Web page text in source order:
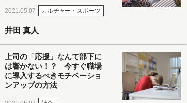
2021.05.07 カルチャー・スポーツ
井田 真人
上司の「応援」なんて部下に
は響かない！？ 今すぐ職場
に導入するべきモチベーショ
ンアップの方法